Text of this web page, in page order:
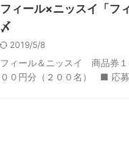
フィール×ニッスイ「
〆
2019/5/8
フィール＆ニッスイ 商品券
００円分（２００名） ■ 応